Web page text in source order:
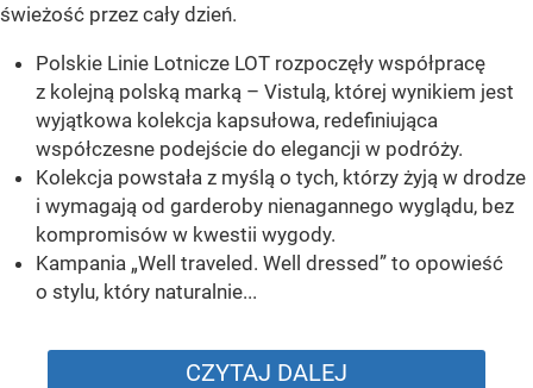
świeżość przez cały dzień.
Polskie Linie Lotnicze LOT rozpoczęły współpracę
z kolejną polską marką – Vistulą, której wynikiem jest
wyjątkowa kolekcja kapsułowa, redefiniująca
współczesne podejście do elegancji w podróży.
Kolekcja powstała z myślą o tych, którzy żyją w drodze
i wymagają od garderoby nienagannego wyglądu, bez
kompromisów w kwestii wygody.
Kampania „Well traveled. Well dressed” to opowieść
o stylu, który naturalnie...
CZYTAJ DALEJ